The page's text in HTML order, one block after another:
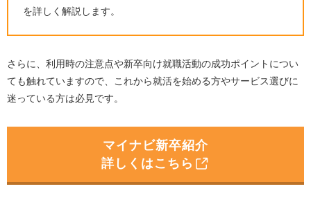
を詳しく解説します。
さらに、利用時の注意点や新卒向け就職活動の成功ポイントについ
ても触れていますので、これから就活を始める方やサービス選びに
迷っている方は必見です。
マイナビ新卒紹介
詳しくはこちら